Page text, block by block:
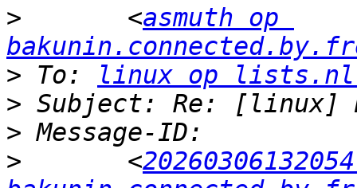
>
<asmuth op
> To:
linux op
>
>
>
<